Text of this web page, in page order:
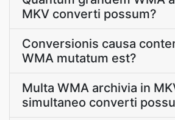
MKV converti possum?
Conversionis causa
WMA mutatum est?
Multa WMA archivia in
simultaneo converti